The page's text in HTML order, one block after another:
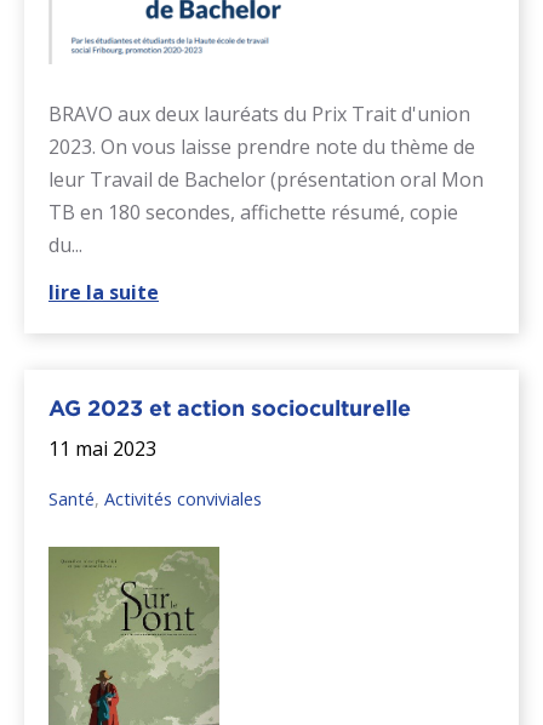
BRAVO aux deux lauréats du Prix Trait d'union
2023. On vous laisse prendre note du thème de
leur Travail de Bachelor (présentation oral Mon
TB en 180 secondes, affichette résumé, copie
du...
lire la suite
AG 2023 et action socioculturelle
11 mai 2023
Santé, Activités conviviales